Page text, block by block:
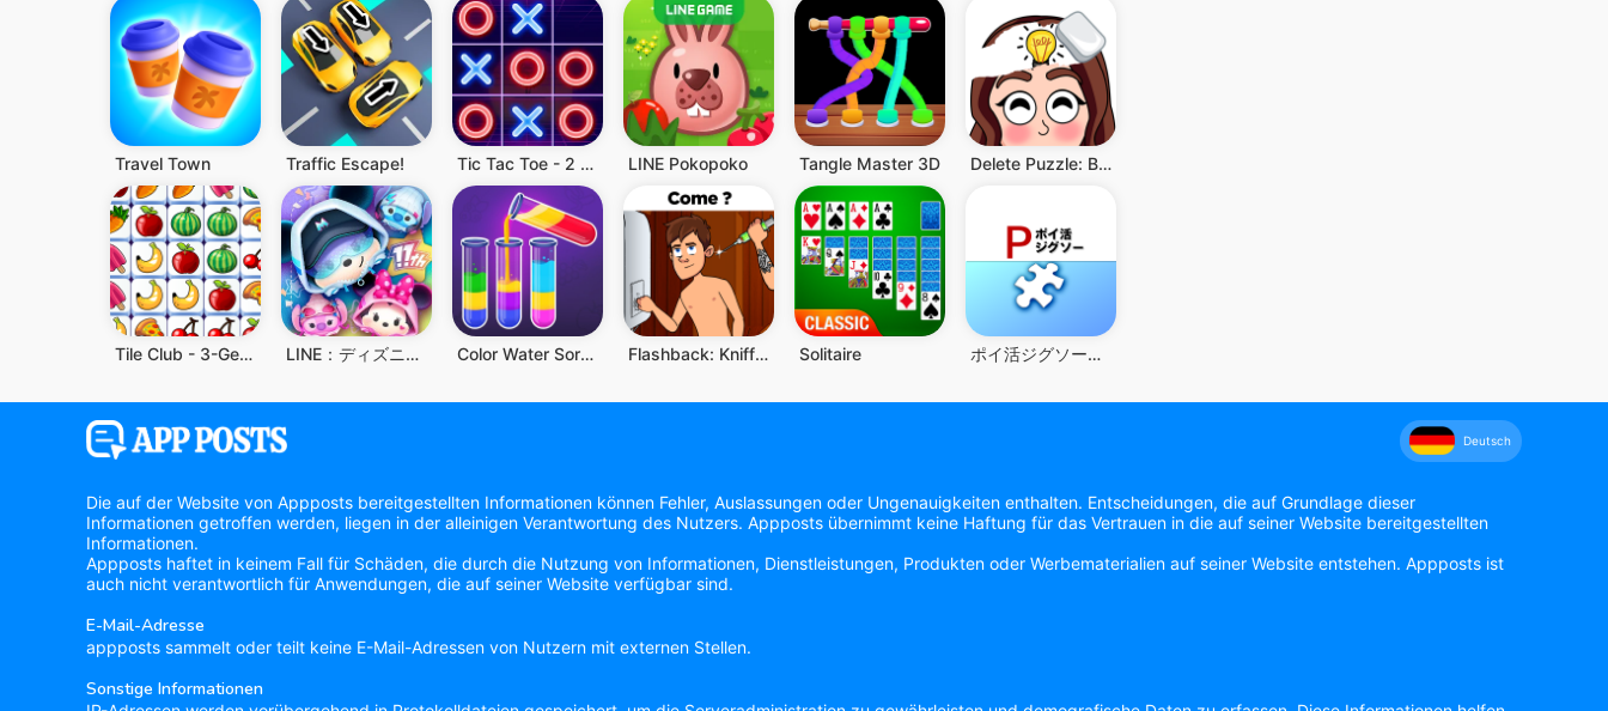
Travel Town Traffic Escape! Tic Tac Toe - 2 Player XO LINE Pokopoko Tangle Master 3D Delete Puzzle: Brain Games
Tile Club - 3-Gewinnt-Spiel LINE：ディズニー ツムツム Color Water Sort Woody Puzzle Flashback: Knifflige Rätsel Solitaire ポイ活ジグソー：ポイントが稼げるパズルゲーム
Deutsch
Die auf der Website von Appposts bereitgestellten Informationen können Fehler, Auslassungen oder Ungenauigkeiten enthalten. Entscheidungen, die auf Grundlage dieser
Informationen getroffen werden, liegen in der alleinigen Verantwortung des Nutzers. Appposts übernimmt keine Haftung für das Vertrauen in die auf seiner Website bereitgestellten
Informationen.
Appposts haftet in keinem Fall für Schäden, die durch die Nutzung von Informationen, Dienstleistungen, Produkten oder Werbematerialien auf seiner Website entstehen. Appposts ist
auch nicht verantwortlich für Anwendungen, die auf seiner Website verfügbar sind.
E-Mail-Adresse
appposts sammelt oder teilt keine E-Mail-Adressen von Nutzern mit externen Stellen.
Sonstige Informationen